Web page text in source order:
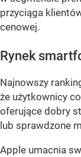
przyciąga
cenowej.
Rynek
Najnowszy
że użytkownicy
oferujące dobry
lub sprawdzone
Apple umacnia